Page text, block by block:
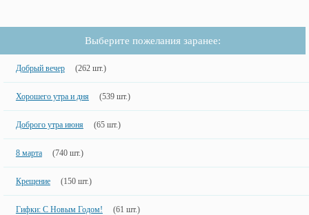
Выберите пожелания заранее:
Добрый вечер (262 шт.)
Хорошего утра и дня (539 шт.)
Доброго утра июня (65 шт.)
8 марта (740 шт.)
Крещение (150 шт.)
Гифки: С Новым Годом! (61 шт.)